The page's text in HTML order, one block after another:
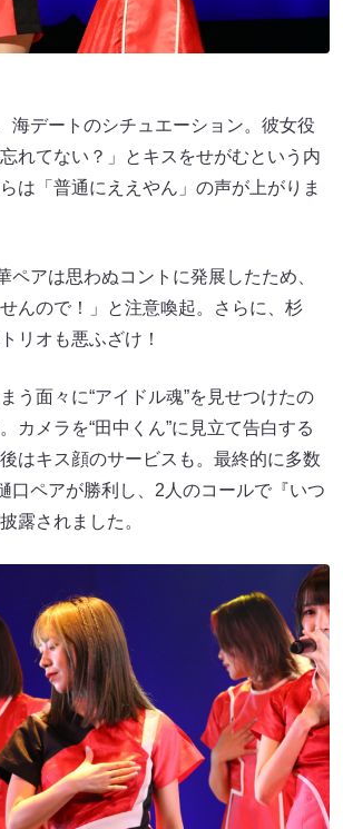
海デートのシチュエーション。彼女役
れてない？」とキスをせがむという内
は「普通にええやん」の声が上がりま
ペアは思わぬコントに発展したため、
んので！」と注意喚起。さらに、杉
リオも悪ふざけ！
う面々に“アイドル魂”を見せつけたの
カメラを“田中くん”に見立て告白する
はキス顔のサービスも。最終的に多数
口ペアが勝利し、2人のコールで『いつ
露されました。